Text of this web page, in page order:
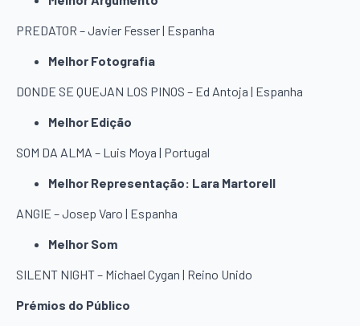
PREDATOR – Javier Fesser | Espanha
Melhor Fotografia
DONDE SE QUEJAN LOS PINOS – Ed Antoja | Espanha
Melhor Edição
SOM DA ALMA – Luis Moya | Portugal
Melhor Representação: Lara Martorell
ANGIE – Josep Varo | Espanha
Melhor Som
SILENT NIGHT – Michael Cygan | Reino Unido
Prémios do Público